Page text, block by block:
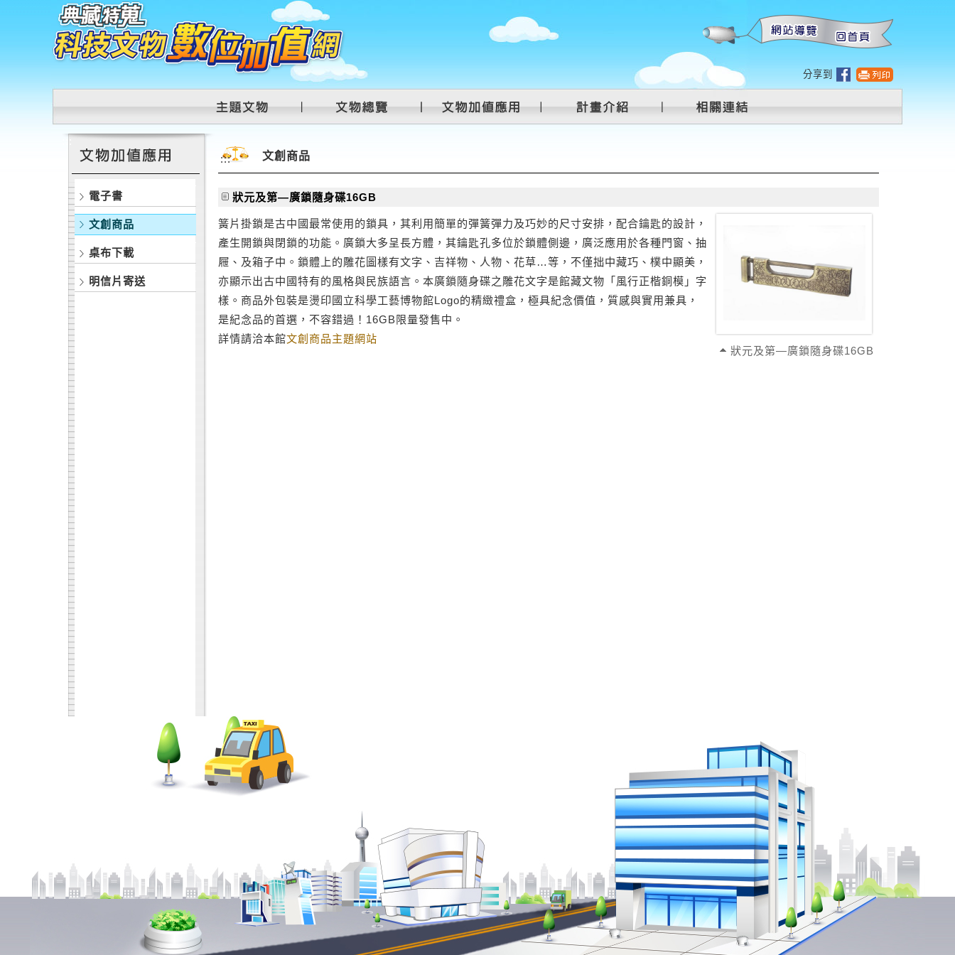
跳到主要內容區塊
分享到
電子書
文創商品
桌布下載
明信片寄送
::: 文創商品
狀元及第—廣鎖隨身碟16GB
狀元及第—廣鎖隨身碟16GB
簧片掛鎖是古中國最常使用的鎖具，其利用簡單的彈簧彈力及巧妙的尺寸安排，配合鑰匙的設計，
產生開鎖與閉鎖的功能。廣鎖大多呈長方體，其鑰匙孔多位於鎖體側邊，廣泛應用於各種門窗、抽
屜、及箱子中。鎖體上的雕花圖樣有文字、吉祥物、人物、花草…等，不僅拙中藏巧、樸中顯美，
亦顯示出古中國特有的風格與民族語言。本廣鎖隨身碟之雕花文字是館藏文物「風行正楷銅模」字
樣。商品外包裝是燙印國立科學工藝博物館Logo的精緻禮盒，極具紀念價值，質感與實用兼具，
是紀念品的首選，不容錯過！16GB限量發售中。
詳情請洽本館文創商品主題網站